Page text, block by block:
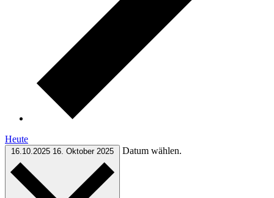
Heute
16.10.2025 16. Oktober 2025 Datum wählen.